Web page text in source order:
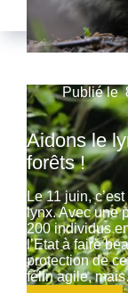
Publié le
Aidons le
forêts !
Le 11 juin,
lynx. Avec une
200 individus
l’Etat à faire
protection de
félin agile,